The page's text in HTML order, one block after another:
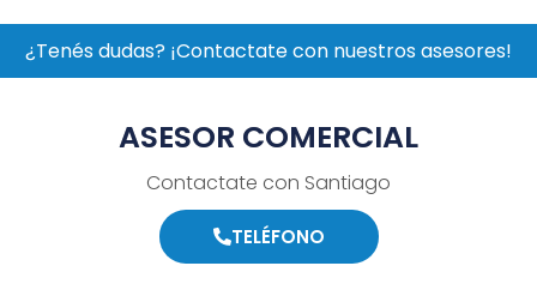
¿Tenés dudas? ¡Contactate con nuestros asesores!
ASESOR COMERCIAL
Contactate con Santiago
TELÉFONO